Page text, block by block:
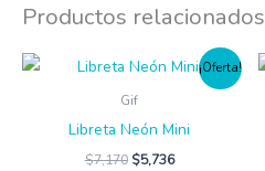
Productos relacionados
¡Oferta!
Gif
Libreta Neón Mini
$7,170 $5,736